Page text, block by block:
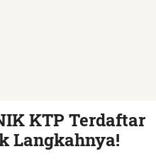
KTP Terdaftar
Langkahnya!